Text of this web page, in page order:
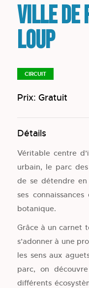
Ville de
Loup
CIRCUIT
Prix: Gratuit
Détails
Véritable centre
urbain, le parc
de se détendre en
ses
botanique.
Grâce à un carnet
s’adonner à une
les sens aux
parc, on
différents